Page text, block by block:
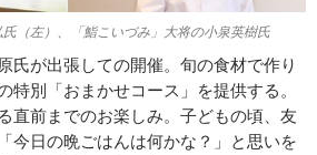
氏（左）、「鮨こいづみ」大将の小泉英樹氏
氏が出張しての開催。旬の食材で作り
特別「おまかせコース」を提供する。
直前までのお楽しみ。子どもの頃、友
今日の晩ごはんは何かな？」と思いを